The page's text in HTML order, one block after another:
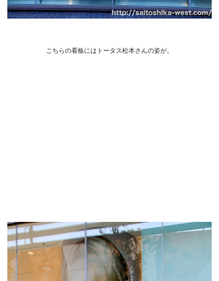
こちらの看板にはトータス松本さんの姿が。